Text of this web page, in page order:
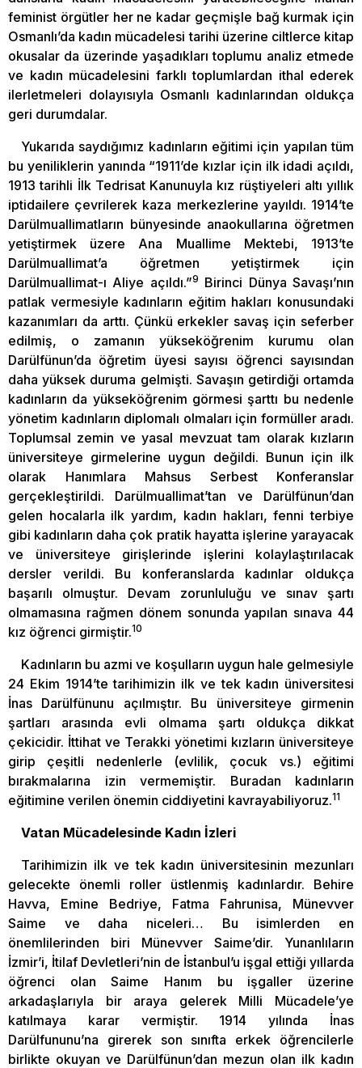
feminist örgütler her ne kadar geçmişle bağ kurmak için
Osmanlı’da kadın mücadelesi tarihi üzerine ciltlerce kitap
okusalar da üzerinde yaşadıkları toplumu analiz etmede
ve kadın mücadelesini farklı toplumlardan ithal ederek
ilerletmeleri dolayısıyla Osmanlı kadınlarından oldukça
geri durumdalar.
Yukarıda saydığımız kadınların eğitimi için yapılan tüm
bu yeniliklerin yanında “1911’de kızlar için ilk idadi açıldı,
1913 tarihli İlk Tedrisat Kanunuyla kız rüştiyeleri altı yıllık
iptidailere çevrilerek kaza merkezlerine yayıldı. 1914’te
Darülmuallimatların bünyesinde anaokullarına öğretmen
yetiştirmek üzere Ana Muallime Mektebi, 1913’te
Darülmuallimat’a öğretmen yetiştirmek için
Darülmuallimat-ı Aliye açıldı.”9 Birinci Dünya Savaşı’nın
patlak vermesiyle kadınların eğitim hakları konusundaki
kazanımları da arttı. Çünkü erkekler savaş için seferber
edilmiş, o zamanın yükseköğrenim kurumu olan
Darülfünun’da öğretim üyesi sayısı öğrenci sayısından
daha yüksek duruma gelmişti. Savaşın getirdiği ortamda
kadınların da yükseköğrenim görmesi şarttı bu nedenle
yönetim kadınların diplomalı olmaları için formüller aradı.
Toplumsal zemin ve yasal mevzuat tam olarak kızların
üniversiteye girmelerine uygun değildi. Bunun için ilk
olarak Hanımlara Mahsus Serbest Konferanslar
gerçekleştirildi. Darülmuallimat’tan ve Darülfünun’dan
gelen hocalarla ilk yardım, kadın hakları, fenni terbiye
gibi kadınların daha çok pratik hayatta işlerine yarayacak
ve üniversiteye girişlerinde işlerini kolaylaştırılacak
dersler verildi. Bu konferanslarda kadınlar oldukça
başarılı olmuştur. Devam zorunluluğu ve sınav şartı
olmamasına rağmen dönem sonunda yapılan sınava 44
kız öğrenci girmiştir.10
Kadınların bu azmi ve koşulların uygun hale gelmesiyle
24 Ekim 1914’te tarihimizin ilk ve tek kadın üniversitesi
İnas Darülfünunu açılmıştır. Bu üniversiteye girmenin
şartları arasında evli olmama şartı oldukça dikkat
çekicidir. İttihat ve Terakki yönetimi kızların üniversiteye
girip çeşitli nedenlerle (evlilik, çocuk vs.) eğitimi
bırakmalarına izin vermemiştir. Buradan kadınların
eğitimine verilen önemin ciddiyetini kavrayabiliyoruz.11
Vatan Mücadelesinde Kadın İzleri
Tarihimizin ilk ve tek kadın üniversitesinin mezunları
gelecekte önemli roller üstlenmiş kadınlardır. Behire
Havva, Emine Bedriye, Fatma Fahrunisa, Münevver
Saime ve daha niceleri… Bu isimlerden en
önemlilerinden biri Münevver Saime’dir. Yunanlıların
İzmir’i, İtilaf Devletleri’nin de İstanbul’u işgal ettiği yıllarda
öğrenci olan Saime Hanım bu işgaller üzerine
arkadaşlarıyla bir araya gelerek Milli Mücadele’ye
katılmaya karar vermiştir. 1914 yılında İnas
Darülfununu’na girerek son sınıfta erkek öğrencilerle
birlikte okuyan ve Darülfünun’dan mezun olan ilk kadın